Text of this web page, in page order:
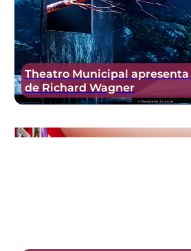
Theatro Municipal apresenta
de Richard Wagner